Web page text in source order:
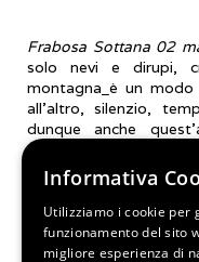
Frabosa Sottana 02
solo nevi e dirupi,
montagna è un modo
all'altro, silenzio,
dunque anche
promossa
manifestazione.
annuncia
del Libro di
culturale in
Cuneo, nelle
Informativa
Utilizziamo i cookie
funzionamento del sito
migliore esperienza di